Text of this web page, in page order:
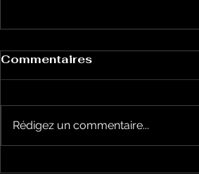
Commentaires
Rédigez un commentaire...